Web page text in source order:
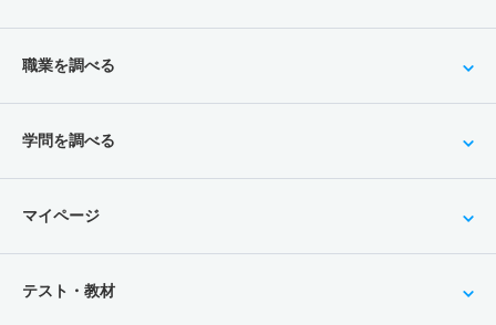
職業を調べる
学問を調べる
マイページ
テスト・教材